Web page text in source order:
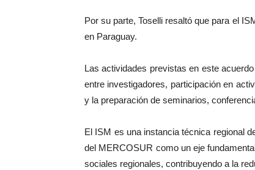
Por su parte, Toselli resaltó que para el
en Paraguay.
Las actividades previstas en este
entre investigadores, participación en
y la preparación de seminarios,
El ISM es una instancia técnica regional
del MERCOSUR como un eje
sociales regionales, contribuyendo a la